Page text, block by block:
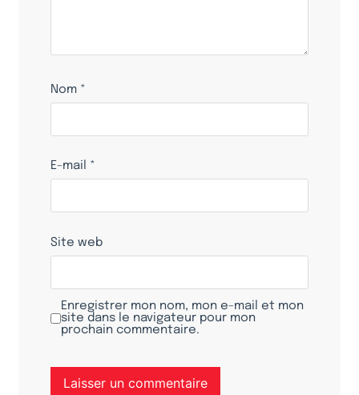
Nom *
E-mail *
Site web
Enregistrer mon nom, mon e-mail et mon
site dans le navigateur pour mon
prochain commentaire.